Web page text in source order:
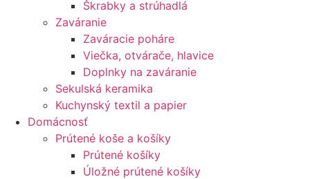
Škrabky a strúhadlá
Zaváranie
Zaváracie poháre
Viečka, otvárače, hlavice
Doplnky na zaváranie
Sekulská keramika
Kuchynský textil a papier
Domácnosť
Prútené koše a košíky
Prútené košíky
Úložné prútené košíky